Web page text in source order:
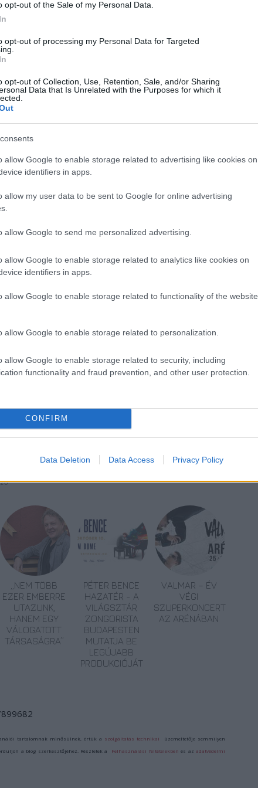
opt-out of the Sale of my Personal Data.
opt-out of processing my Personal Data for Targeted
opt-out of Collection, Use, Retention, Sale, and/or Sharing
Data that Is Unrelated with the Purposes for which it
allow Google to enable storage related to advertising like cookies on
identifiers in apps.
allow my user data to be sent to Google for online advertising
allow Google to send me personalized advertising.
allow Google to enable storage related to analytics like cookies on
identifiers in apps.
allow Google to enable storage related to functionality of the website
allow Google to enable storage related to personalization.
allow Google to enable storage related to security, including
functionality and fraud prevention, and other user protection.
CONFIRM
Data Deletion Data Access Privacy Policy
álló épület - most a 100 éves étterem háza -
irodalmi szalon működött benne. Ebben a
Román Ortodox Egyház későbbi érseke,
Athanáz unokaöccse gimnáziumi és
Vulcan alapította Familia szerkesztősége. Ez a
költőjének, Mihai Eminescunak egyik
az Eminovicit Vulcan tanácsára ekkor
családja volt Lyka Demeter famíliája,
magának feleséget is, Gozsdu Juliannát. A
együtt a Petőfi téren építettek maguknak
1801-ben szenteltek föl.
harmadik legnagyobb adományozója
után Todoreszku Gyula több európai nyelven
a tárolásra szolgáló bútorokkal
lakott Victor Babes, a bakteriológia kiemelkedő
született, orvosi tanulmányait Budapesten
képezte tovább magát. 1886-ban
a Bakteriológia rövid tankönyvét, amely
Felesége magyar volt, Torma Jozefa, az ismert
lánya - sorolt példákat a ház- és
„NEM TÖBB
EZER EMBERRE
UTAZUNK,
HANEM EGY
VÁLOGATOTT
TÁRSASÁGRA”
PÉTER BENCE
HAZATÉR - A
VILÁGSZTÁR
ZONGORISTA
BUDAPESTEN
MUTATJA BE
LEGÚJABB
PRODUKCIÓJÁT
VALMAR – ÉV
VÉGI
SZUPERKONCERT
AZ ARÉNÁBAN
tartalomnak minősülnek, értük a szolgáltatás technikai üzemeltetője semmilyen
a blog szerkesztőjéhez. Részletek a Felhasználási feltételekben és azadatvédelmi